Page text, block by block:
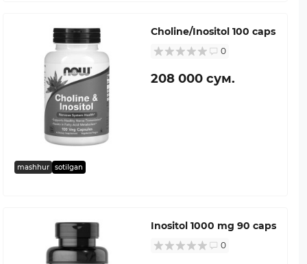
mashhur sotilgan
Choline/Inositol 100 caps
0
208 000 сум.
Inositol 1000 mg 90 caps
0